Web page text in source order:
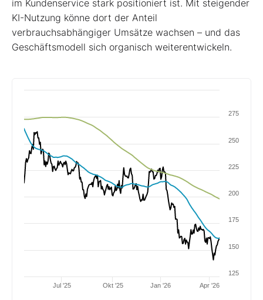
im Kundenservice stark positioniert ist. Mit steigender
KI-Nutzung könne dort der Anteil
verbrauchsabhängiger Umsätze wachsen – und das
Geschäftsmodell sich organisch weiterentwickeln.
Jul '25 Jan '26
Okt '25 Apr '26
125
150
175
200
225
250
275